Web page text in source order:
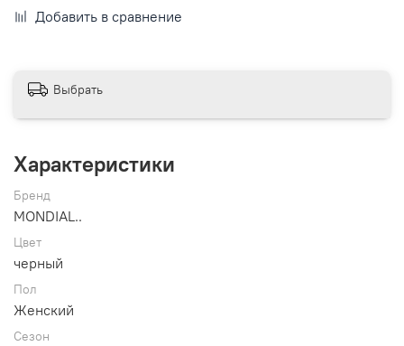
Добавить в сравнение
Выбрать
Характеристики
Бренд
MONDIAL..
Цвет
черный
Пол
Женский
Сезон